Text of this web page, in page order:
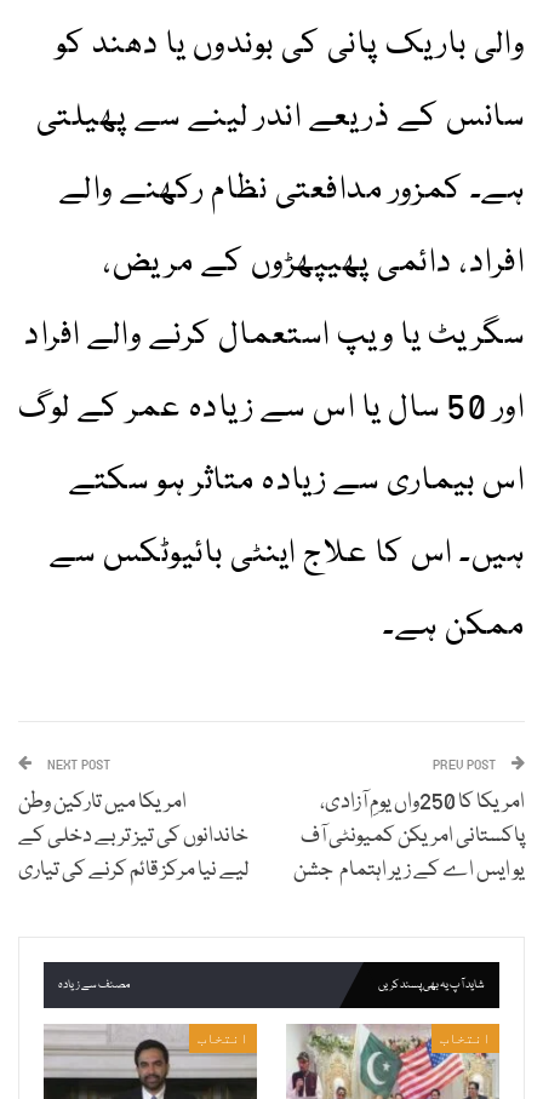
والی باریک پانی کی بوندوں یا دھند کو
سانس کے ذریعے اندر لینے سے پھیلتی
ہے۔ کمزور مدافعتی نظام رکھنے والے
افراد، دائمی پھیپھڑوں کے مریض،
سگریٹ یا ویپ استعمال کرنے والے افراد
اور 50 سال یا اس سے زیادہ عمر کے لوگ
اس بیماری سے زیادہ متاثر ہو سکتے
ہیں۔ اس کا علاج اینٹی بائیوٹکس سے
ممکن ہے۔
امریکا کا 250واں یومِ آزادی،
پاکستانی امریکن کمیونٹی آف
یو ایس اے کے زیر اہتمام جشن
NEXT POST
امریکا میں تارکین وطن
خاندانوں کی تیز تر بے دخلی کے
لیے نیا مرکز قائم کرنے کی تیاری
شاید آپ یہ بھی پسند کریں مصنف سے زیادہ
انتخاب انتخاب